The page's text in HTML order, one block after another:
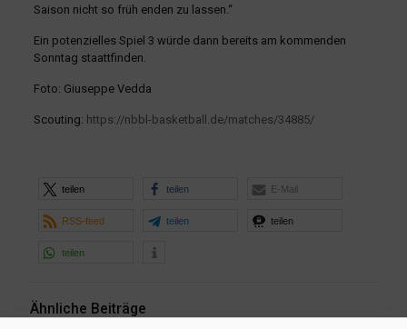
Saison nicht so früh enden zu lassen.“
Ein potenzielles Spiel 3 würde dann bereits am kommenden
Sonntag staattfinden.
Foto: Giuseppe Vedda
Scouting: https://nbbl-basketball.de/matches/34885/
teilen teilen E-Mail
RSS-feed teilen teilen
teilen
Ähnliche Beiträge